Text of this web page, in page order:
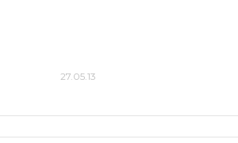
27.05.13